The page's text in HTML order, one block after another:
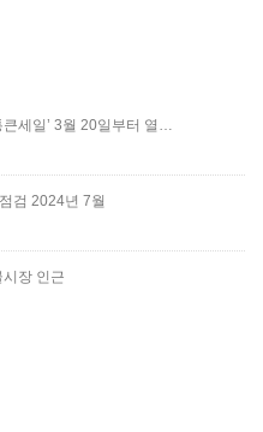
큰세일’ 3월 20일부터 열…
검 2024년 7월
장 인근